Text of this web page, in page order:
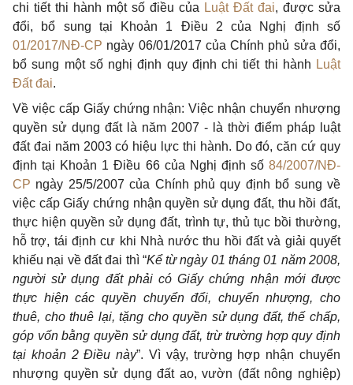
chi tiết thi hành một số điều của Luật Đất đai, được sửa
đổi, bổ sung tại Khoản 1 Điều 2 của Nghị định số
01/2017/NĐ-CP ngày 06/01/2017 của Chính phủ sửa đổi,
bổ sung một số nghị định quy định chi tiết thi hành Luật
Đất đai.
Về việc cấp Giấy chứng nhận: Việc nhận chuyển nhượng
quyền sử dụng đất là năm 2007 - là thời điểm pháp luật
đất đai năm 2003 có hiệu lực thi hành. Do đó, căn cứ quy
định tại Khoản 1 Điều 66 của Nghị định số 84/2007/NĐ-
CP ngày 25/5/2007 của Chính phủ quy định bổ sung về
việc cấp Giấy chứng nhận quyền sử dụng đất, thu hồi đất,
thực hiện quyền sử dụng đất, trình tự, thủ tục bồi thường,
hỗ trợ, tái định cư khi Nhà nước thu hồi đất và giải quyết
khiếu nại về đất đai thì “Kể từ ngày 01 tháng 01 năm 2008,
người sử dụng đất phải có Giấy chứng nhận mới được
thực hiện các quyền chuyển đổi, chuyển nhượng, cho
thuê, cho thuê lại, tặng cho quyền sử dụng đất, thế chấp,
góp vốn bằng quyền sử dụng đất, trừ trường hợp quy định
tại khoản 2 Điều này”. Vì vậy, trường hợp nhận chuyển
nhượng quyền sử dụng đất ao, vườn (đất nông nghiệp)